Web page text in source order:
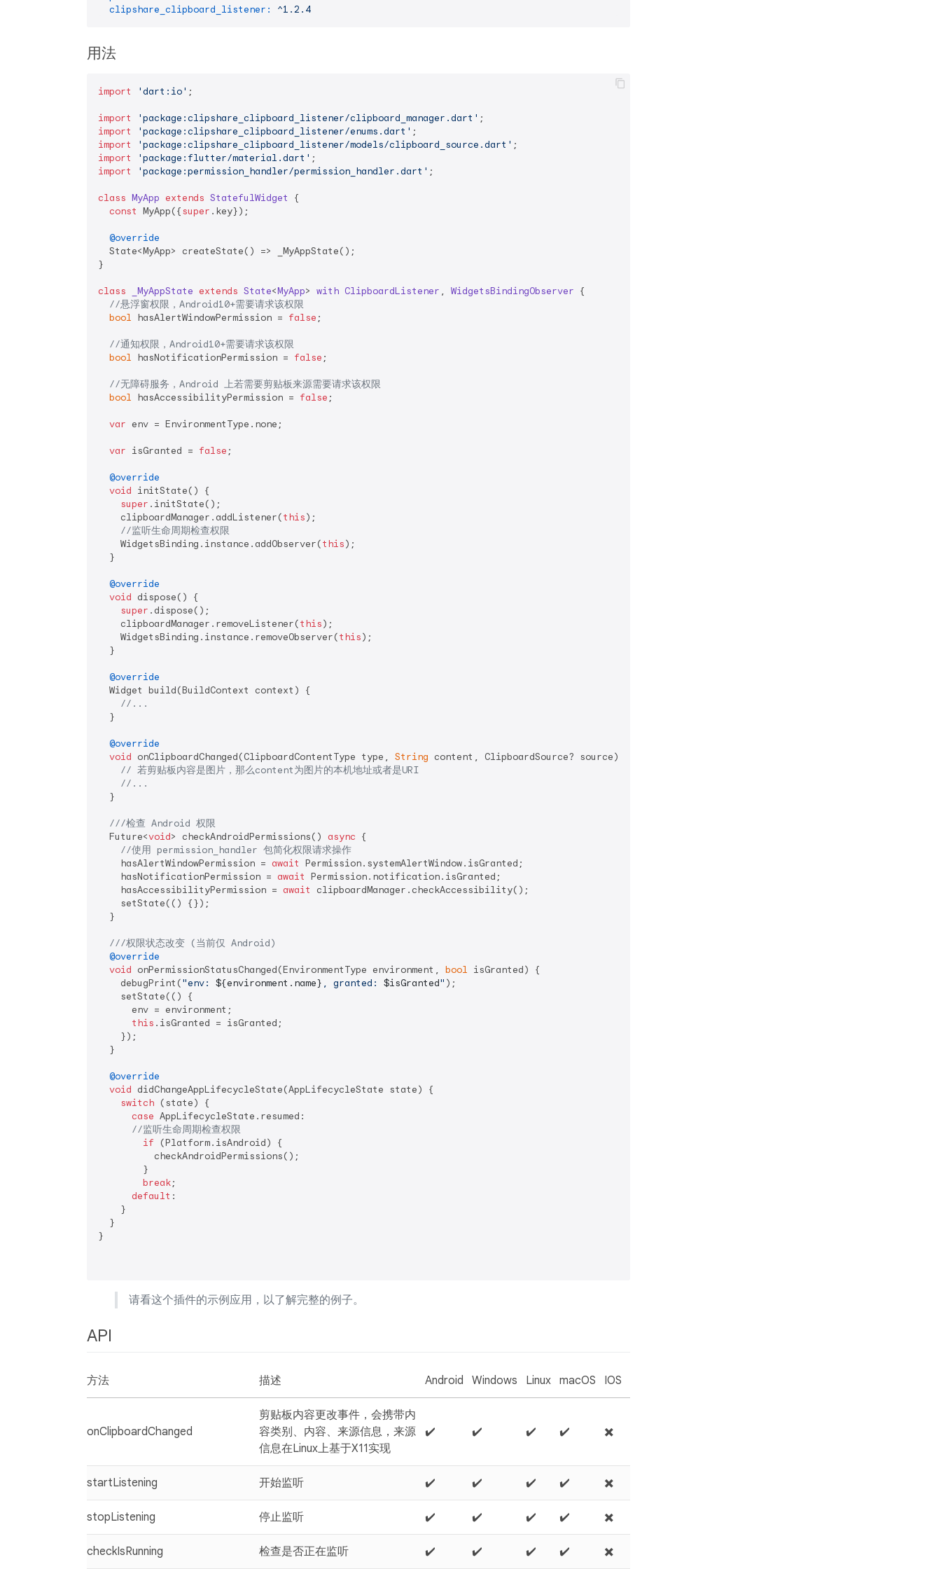
clipshare_clipboard_listener:
^1.2.4
用法
import 'dart:io' ;
import 'package:clipshare_clipboard_listener/clipboard_manager.dart'
import
'package:clipshare_clipboard_listener/enums.dart'
import
'package:clipshare_clipboard_listener/models/clipboard_source.dart'
import
'package:flutter/material.dart'
import
'package:permission_handler/permission_handler.dart' ;
class MyApp extends StatefulWidget
{
const MyApp({super .key});
@override
  State<MyApp> createState() => _MyAppState();
}
class _MyAppState extends State<MyApp> with ClipboardListener , WidgetsBindingObserver {
//悬浮窗权限，Android10+需要请求该权限
bool hasAlertWindowPermission = false ;
//通知权限，Android10+需要请求该权限
bool hasNotificationPermission = false ;
//无障碍服务，Android 上若需要剪贴板来源需要请求该权限
bool hasAccessibilityPermission = false ;
var env = EnvironmentType.none;
var isGranted = false ;
@override
void initState() {
super .initState();
    clipboardManager.addListener(
this);
//监听生命周期检查权限
    WidgetsBinding.instance.addObserver(
this);
  }
@override
void dispose() {
super .dispose();
    clipboardManager.removeListener(
this);
    WidgetsBinding.instance.removeObserver(
this);
  }
@override
  Widget build(BuildContext context) {
//...
  }
@override
void onClipboardChanged(ClipboardContentType type, String content, ClipboardSource? source) {
// 若剪贴板内容是图片，那么content为图片的本机地址或者是URI
//...
  }
///检查 Android 权限
  Future<
void> checkAndroidPermissions() async {
//使用 permission_handler 包简化权限请求操作
    hasAlertWindowPermission =
await Permission.systemAlertWindow.isGranted;
    hasNotificationPermission =
await Permission.notification.isGranted;
    hasAccessibilityPermission =
await
clipboardManager.checkAccessibility();
    setState(() {});
  }
///权限状态改变 (当前仅 Android)
@override
void onPermissionStatusChanged(EnvironmentType environment, bool isGranted) {
    debugPrint(
"env: ${environment.name} , granted: $isGranted" );
    setState(() {
      env = environment;
this .isGranted = isGranted;
    });
  }
@override
void didChangeAppLifecycleState(AppLifecycleState state) {
switch (state) {
case AppLifecycleState.resumed:
//监听生命周期检查权限
if (Platform.isAndroid) {
          checkAndroidPermissions();
        }
break;
default :
    }
  }
}
请看这个插件的示例应用，以了解完整的例子。
API
方法 描述 Android Windows Linux macOS IOS
onClipboardChanged
剪贴板内容更改事件，会携带内
容类别、内容、来源信息，来源
信息在Linux上基于X11实现
✔️ ✔️ ✔️ ✔️ ✖️
startListening 开始监听 ✔️ ✔️ ✔️ ✔️ ✖️
stopListening 停止监听 ✔️ ✔️ ✔️ ✔️ ✖️
checkIsRunning 检查是否正在监听 ✔️ ✔️ ✔️ ✔️ ✖️